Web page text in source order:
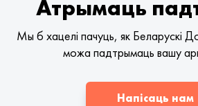
Атрымаць
Мы б хацелі пачуць, як Беларускі
можа падтрымаць вашу
Напісаць нам